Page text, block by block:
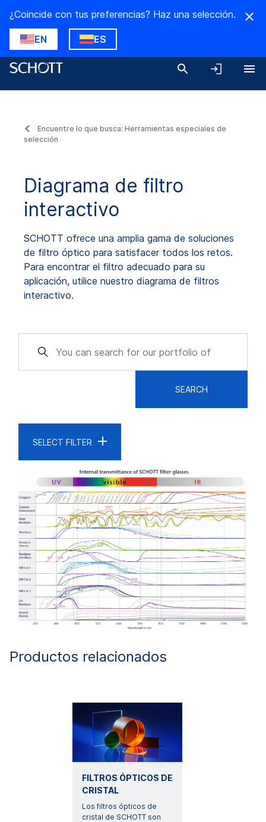
¿Coincide con tus preferencias? Haz una selección.
EN ES
Encuentre lo que busca: Herramientas especiales de
selección
Diagrama de filtro
interactivo
SCHOTT ofrece una amplia gama de soluciones
de filtro óptico para satisfacer todos los retos.
Para encontrar el filtro adecuado para su
aplicación, utilice nuestro diagrama de filtros
interactivo.
SEARCH
SELECT FILTER
Productos relacionados
FILTROS ÓPTICOS DE
CRISTAL
Los filtros ópticos de
cristal de SCHOTT son